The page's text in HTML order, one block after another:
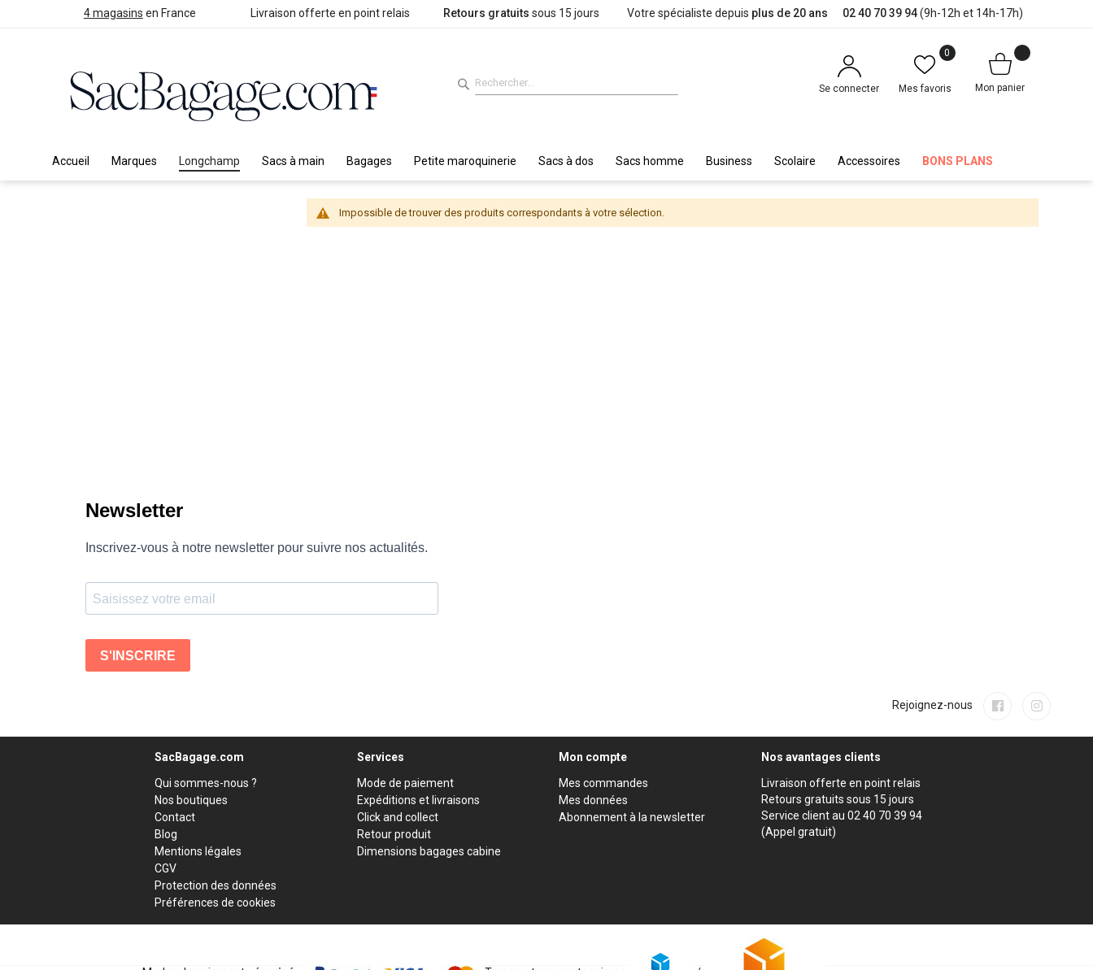
4 magasins en France Livraison offerte en point relais Retours gratuits sous 15 jours Votre spécialiste depuis plus de 20 ans 02 40 70 39 94(9h-12h et 14h-17h)
Se connecter
0
Mes favoris Mon panier
Accueil Marques Longchamp Sacs à main Bagages Petite maroquinerie Sacs à dos Sacs homme Business Scolaire Accessoires BONS PLANS
Impossible de trouver des produits correspondants à votre sélection.
Rejoignez-nous
SacBagage.com
Qui sommes-nous ?
Nos boutiques
Contact
Blog
Mentions légales
CGV
Protection des données
Préférences de cookies
Services
Mode de paiement
Expéditions et livraisons
Click and collect
Retour produit
Dimensions bagages cabine
Mon compte
Mes commandes
Mes données
Abonnement à la newsletter
Nos avantages clients
Livraison offerte en point relais
Retours gratuits sous 15 jours
Service client au 02 40 70 39 94
(Appel gratuit)